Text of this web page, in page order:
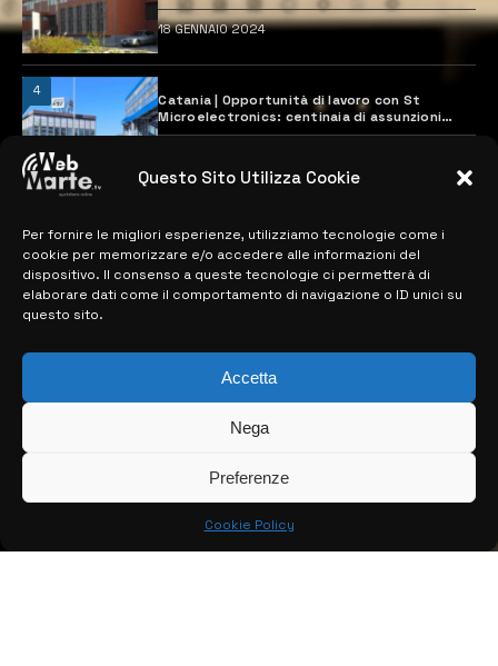
Questo Sito Utilizza Cookie
Per fornire le migliori esperienze, utilizziamo tecnologie come i
cookie per memorizzare e/o accedere alle informazioni del
dispositivo. Il consenso a queste tecnologie ci permetterà di
elaborare dati come il comportamento di navigazione o ID unici su
questo sito.
Accetta
Nega
Preferenze
Cookie Policy
18 GENNAIO 2024
4
Catania | Opportunità di lavoro con St
Microelectronics: centinaia di assunzioni
previste
MAPPA DEL SITO
> NOTIZIE